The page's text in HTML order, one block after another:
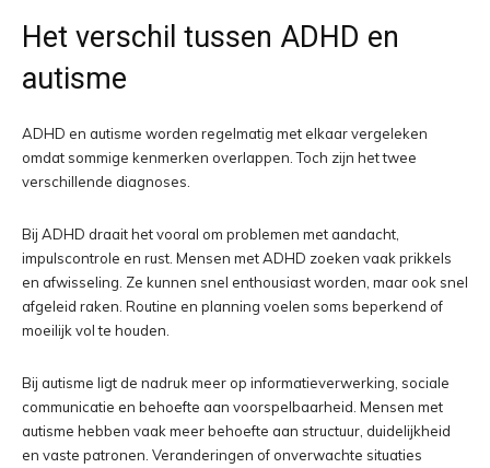
Het verschil tussen ADHD en
autisme
ADHD en autisme worden regelmatig met elkaar vergeleken
omdat sommige kenmerken overlappen. Toch zijn het twee
verschillende diagnoses.
Bij ADHD draait het vooral om problemen met aandacht,
impulscontrole en rust. Mensen met ADHD zoeken vaak prikkels
en afwisseling. Ze kunnen snel enthousiast worden, maar ook snel
afgeleid raken. Routine en planning voelen soms beperkend of
moeilijk vol te houden.
Bij autisme ligt de nadruk meer op informatieverwerking, sociale
communicatie en behoefte aan voorspelbaarheid. Mensen met
autisme hebben vaak meer behoefte aan structuur, duidelijkheid
en vaste patronen. Veranderingen of onverwachte situaties